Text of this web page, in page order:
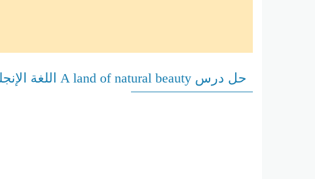
حل درس A land of natural beauty اللغة الإنجليزية الصف الحادي عشر